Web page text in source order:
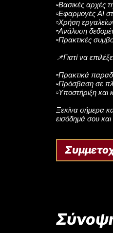
▫️Βασικές αρχές
▫️Εφαρμογές AI
▫️Χρήση
▫️Ανάλυση
▫️Πρακτικές
📌Γιατί να
▫️Πρακτικά
▫️Πρόσβαση σε
▫️Υποστήριξη
Ξεκίνα σήμερα
εισόδημά σου